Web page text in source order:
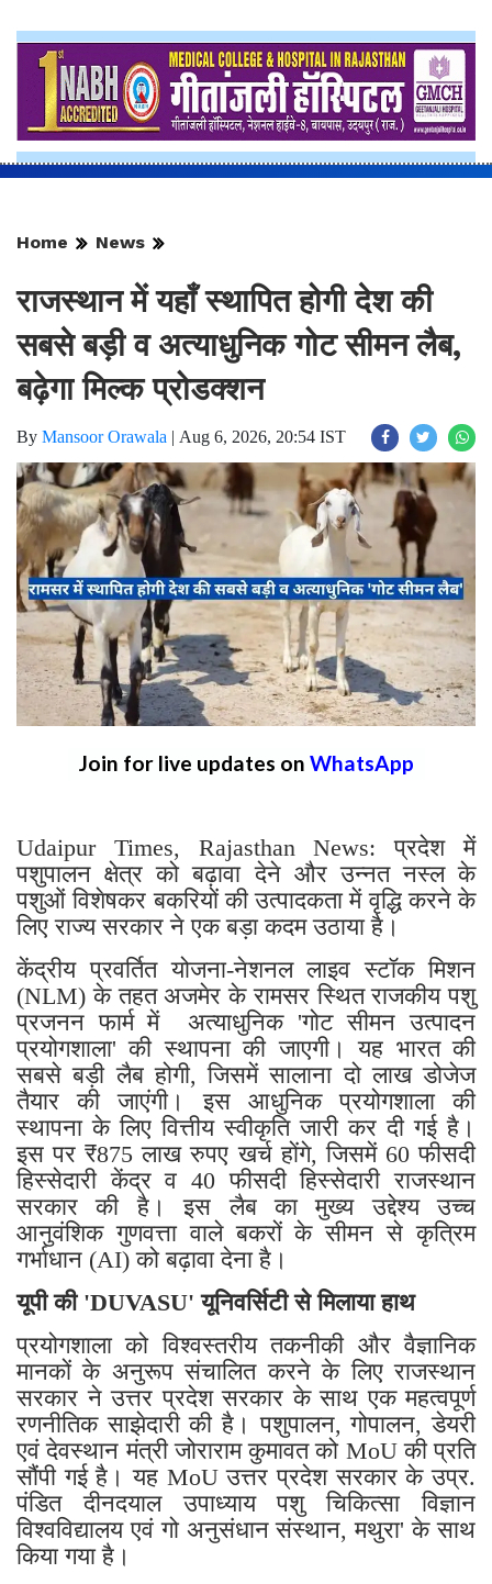
Home News
राजस्थान में यहाँ स्थापित होगी देश की
सबसे बड़ी व अत्याधुनिक गोट सीमन लैब,
बढ़ेगा मिल्क प्रोडक्शन
By Mansoor Orawala | Aug 6, 2026, 20:54 IST
Join for live updates on WhatsApp
Udaipur Times, Rajasthan News: प्रदेश में
पशुपालन क्षेत्र को बढ़ावा देने और उन्नत नस्ल के
पशुओं विशेषकर बकरियों की उत्पादकता में वृद्धि करने के
लिए राज्य सरकार ने एक बड़ा कदम उठाया है।
केंद्रीय प्रवर्तित योजना-नेशनल लाइव स्टॉक मिशन
(NLM) के तहत अजमेर के रामसर स्थित राजकीय पशु
प्रजनन फार्म में अत्याधुनिक 'गोट सीमन उत्पादन
प्रयोगशाला' की स्थापना की जाएगी। यह भारत की
सबसे बड़ी लैब होगी, जिसमें सालाना दो लाख डोजेज
तैयार की जाएंगी। इस आधुनिक प्रयोगशाला की
स्थापना के लिए वित्तीय स्वीकृति जारी कर दी गई है।
इस पर ₹875 लाख रुपए खर्च होंगे, जिसमें 60 फीसदी
हिस्सेदारी केंद्र व 40 फीसदी हिस्सेदारी राजस्थान
सरकार की है। इस लैब का मुख्य उद्देश्य उच्च
आनुवंशिक गुणवत्ता वाले बकरों के सीमन से कृत्रिम
गर्भाधान (AI) को बढ़ावा देना है।
यूपी की 'DUVASU' यूनिवर्सिटी से मिलाया हाथ
प्रयोगशाला को विश्वस्तरीय तकनीकी और वैज्ञानिक
मानकों के अनुरूप संचालित करने के लिए राजस्थान
सरकार ने उत्तर प्रदेश सरकार के साथ एक महत्वपूर्ण
रणनीतिक साझेदारी की है। पशुपालन, गोपालन, डेयरी
एवं देवस्थान मंत्री जोराराम कुमावत को MoU की प्रति
सौंपी गई है। यह MoU उत्तर प्रदेश सरकार के उप्र.
पंडित दीनदयाल उपाध्याय पशु चिकित्सा विज्ञान
विश्वविद्यालय एवं गो अनुसंधान संस्थान, मथुरा' के साथ
किया गया है।